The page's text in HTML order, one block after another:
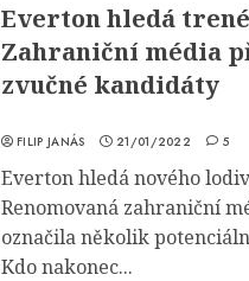
Everton hledá
Zahraniční média
zvučné kandidáty
FILIP JANÁS 21/01/2022 5
Everton hledá nového
Renomovaná zahraniční
označila několik
Kdo nakonec...